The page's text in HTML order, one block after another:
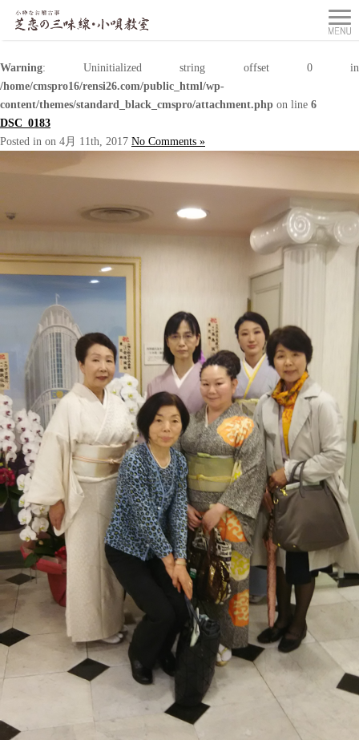
Warning: Uninitialized string offset 0 in
/home/cmspro16/rensi26.com/public_html/wp-
content/themes/standard_black_cmspro/attachment.php on line 6
DSC_0183
Posted in on 4月 11th, 2017 No Comments »